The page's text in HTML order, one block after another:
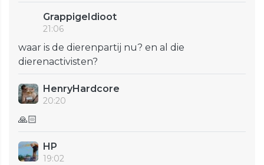
GrappigeIdioot
21:06
waar is de dierenpartij nu? en al die
dierenactivisten?
HenryHardcore
20:20
🙏🏻
HP
19:02